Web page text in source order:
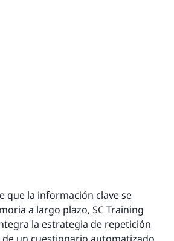
que la información clave se
a largo plazo, SC Training
la estrategia de repetición